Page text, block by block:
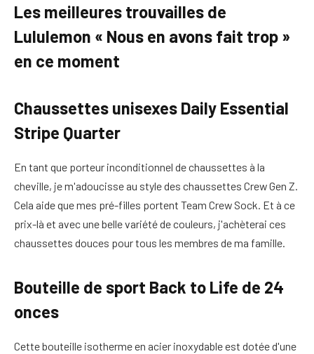
Les meilleures trouvailles de
Lululemon « Nous en avons fait trop »
en ce moment
Chaussettes unisexes Daily Essential
Stripe Quarter
En tant que porteur inconditionnel de chaussettes à la
cheville, je m'adoucisse au style des chaussettes Crew Gen Z.
Cela aide que mes pré-filles portent Team Crew Sock. Et à ce
prix-là et avec une belle variété de couleurs, j'achèterai ces
chaussettes douces pour tous les membres de ma famille.
Bouteille de sport Back to Life de 24
onces
Cette bouteille isotherme en acier inoxydable est dotée d'une